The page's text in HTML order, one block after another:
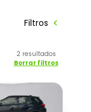
Filtros chevron_left
2 resultados
Borrar filtros